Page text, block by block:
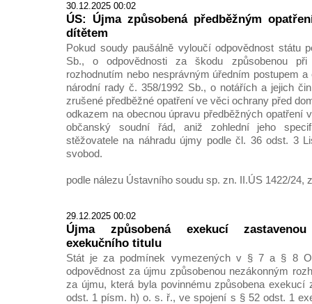
30.12.2025 00:02
ÚS: Újma způsobená předběžným
dítětem
Pokud soudy paušálně vyloučí odpovědnost státu
Sb., o odpovědnosti za škodu způsobenou
rozhodnutím nebo nesprávným úředním postupem
národní rady č. 358/1992 Sb., o notářích a jejich
zrušené předběžné opatření ve věci ochrany před
odkazem na obecnou úpravu předběžných opatření
občanský soudní řád, aniž zohlední jeho
stěžovatele na náhradu újmy podle čl. 36 odst. 3
svobod.
podle nálezu Ústavního soudu sp. zn. II.ÚS 1422/24,
29.12.2025 00:02
Újma způsobená exekucí
exekučního titulu
Stát je za podmínek vymezených v § 7 a § 8
odpovědnost za újmu způsobenou nezákonným
za újmu, která byla povinnému způsobena exekucí
odst. 1 písm. h) o. s. ř., ve spojení s § 52 odst. 1